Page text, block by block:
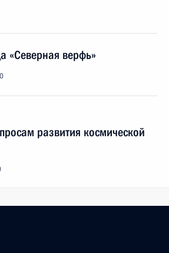
«Северная верфь»
развития космической